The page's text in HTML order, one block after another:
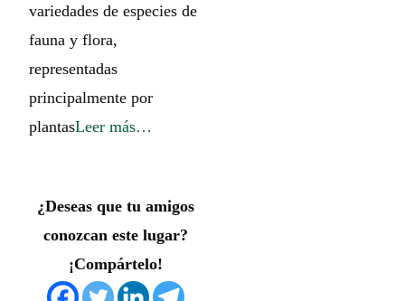
variedades de especies de
fauna y flora,
representadas
principalmente por
plantasLeer más…
¿Deseas que tu amigos
conozcan este lugar?
¡Compártelo!